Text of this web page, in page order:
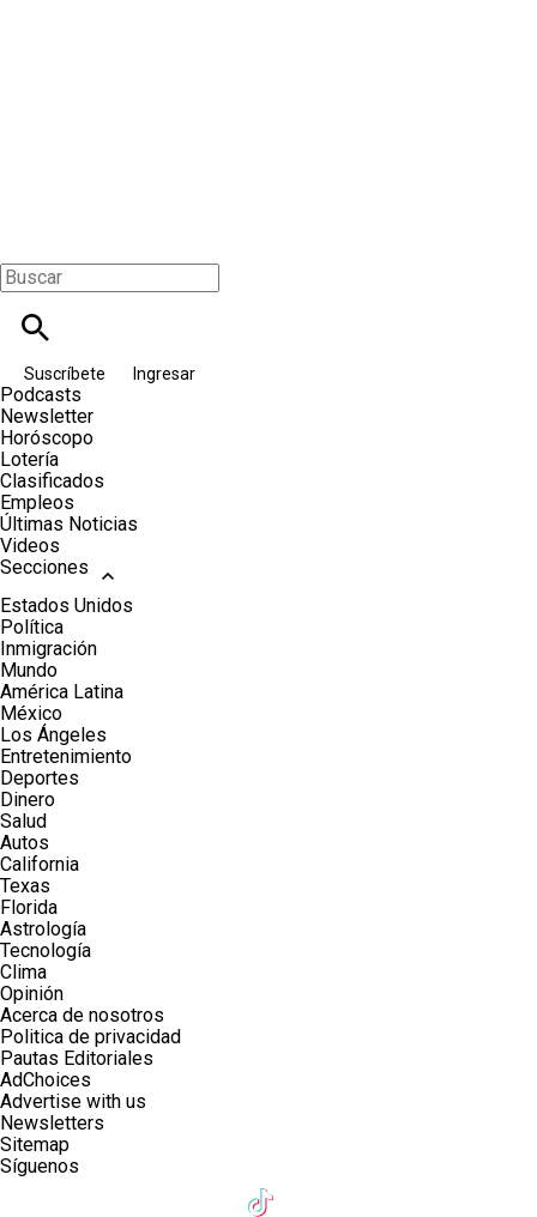
Suscríbete Ingresar
Podcasts
Newsletter
Horóscopo
Lotería
Clasificados
Empleos
Últimas Noticias
Videos
Secciones
Estados Unidos
Política
Inmigración
Mundo
América Latina
México
Los Ángeles
Entretenimiento
Deportes
Dinero
Salud
Autos
California
Texas
Florida
Astrología
Tecnología
Clima
Opinión
Acerca de nosotros
Politica de privacidad
Pautas Editoriales
AdChoices
Advertise with us
Newsletters
Sitemap
Síguenos